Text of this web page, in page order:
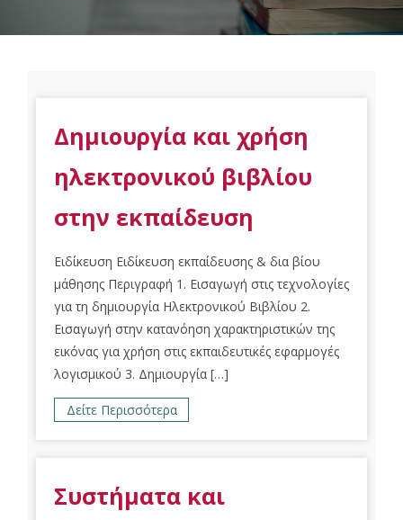
Δημιουργία και χρήση
ηλεκτρονικού βιβλίου
στην εκπαίδευση
Ειδίκευση Ειδίκευση εκπαίδευσης & δια βίου
μάθησης Περιγραφή 1. Εισαγωγή στις τεχνολογίες
για τη δημιουργία Ηλεκτρονικού Βιβλίου 2.
Εισαγωγή στην κατανόηση χαρακτηριστικών της
εικόνας για χρήση στις εκπαιδευτικές εφαρμογές
λογισμικού 3. Δημιουργία […]
Δείτε Περισσότερα
Συστήματα και